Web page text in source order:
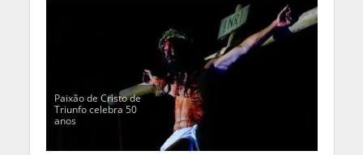
Paixão de Cristo de
Triunfo celebra 50
anos